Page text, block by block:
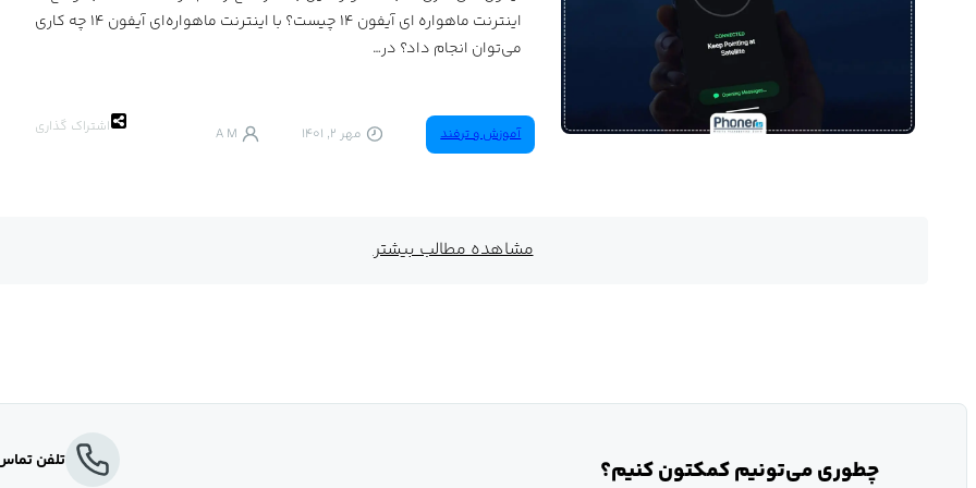
اینترنت ماهواره‌ ای آیفون 14 چیست؟ با اینترنت ماهواره‌ای آیفون ۱۴ چه کاری
می‌توان انجام داد؟ در…
آموزش‌ و ترفند مهر 2, 1401 A M اشتراک گذاری
مشاهده مطالب بیشتر
چطوری می‌تونیم کمکتون کنیم؟ تلفن